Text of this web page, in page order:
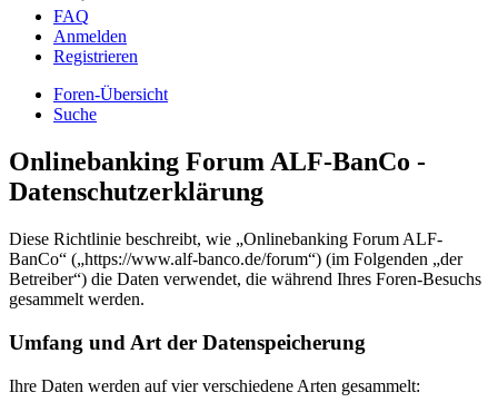
FAQ
Anmelden
Registrieren
Foren-Übersicht
Suche
Onlinebanking Forum ALF-BanCo -
Datenschutzerklärung
Diese Richtlinie beschreibt, wie „Onlinebanking Forum ALF-
BanCo“ („https://www.alf-banco.de/forum“) (im Folgenden „der
Betreiber“) die Daten verwendet, die während Ihres Foren-Besuchs
gesammelt werden.
Umfang und Art der Datenspeicherung
Ihre Daten werden auf vier verschiedene Arten gesammelt: